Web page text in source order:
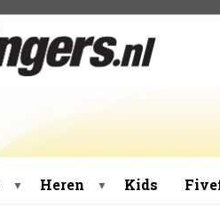
▼ Heren ▼ Kids